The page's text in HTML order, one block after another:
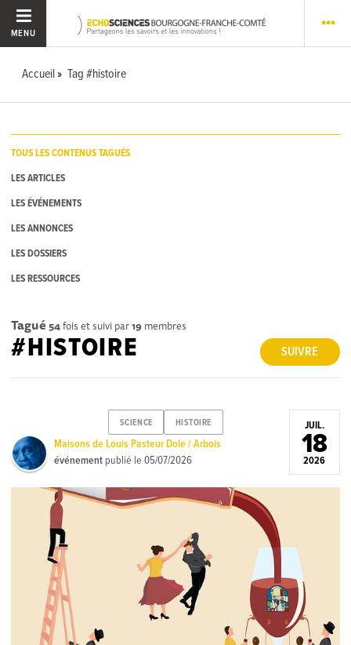
MENU
Accueil Tag #histoire
TOUS LES CONTENUS TAGUÉS
LES ARTICLES
LES ÉVÉNEMENTS
LES ANNONCES
LES DOSSIERS
LES RESSOURCES
Tagué 54fois et suivi par19 membres
SUIVRE
#HISTOIRE
SCIENCE HISTOIRE
Maisons de Louis Pasteur Dole / Arbois
événement publié le05/07/2026
JUIL.
18
2026